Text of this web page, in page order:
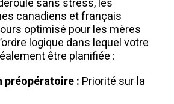
sans stress, les
canadiens et français
optimisé pour les mères
logique dans lequel votre
être planifiée :
préopératoire : Priorité sur la